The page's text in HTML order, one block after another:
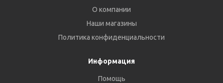
О компании
Наши магазины
Политика конфиденциальности
Информация
Помощь